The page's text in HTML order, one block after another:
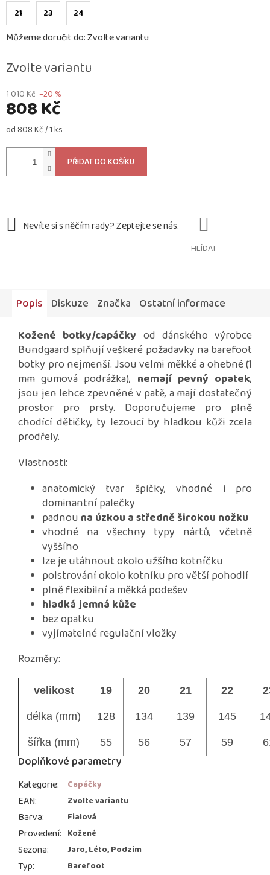
1 010 Kč –20 %
808 Kč
Měrná
od 808 Kč / 1 ks
Zvolte variantu
21 23 24
Můžeme doručit do:Zvolte variantu
PŘIDAT DO KOŠÍKU
HLÍDAT
Popis Diskuze Značka Ostatní informace
Kožené botky/capáčky od dánského výrobce
Bundgaard splňují veškeré požadavky na barefoot
botky pro nejmenší. Jsou velmi měkké a ohebné (1
mm gumová podrážka), nemají pevný opatek,
jsou jen lehce zpevněné v patě, a mají dostatečný
prostor pro prsty. Doporučujeme pro plně
chodící dětičky, ty lezoucí by hladkou kůži zcela
prodřely.
Vlastnosti:
anatomický tvar špičky, vhodné i pro
dominantní palečky
padnou na úzkou a středně širokou nožku
vhodné na všechny typy nártů, včetně
vyššího
lze je utáhnout okolo užšího kotníčku
polstrování okolo kotníku pro větší pohodlí
plně flexibilní a měkká podešev
hladká jemná kůže
bez opatku
vyjímatelné regulační vložky
Rozměry:
velikost 19 20 21 22
délka (mm) 128 134 139 145
šířka (mm) 55 56 57 59
Doplňkové parametry
Kategorie: Capáčky
EAN: Zvolte variantu
Barva: Fialová
Provedení: Kožené
Sezona: Jaro, Léto, Podzim
Typ: Barefoot